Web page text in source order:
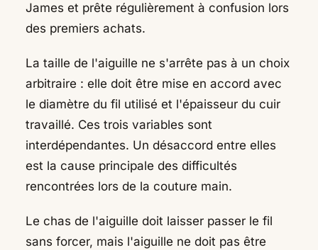
James et prête régulièrement à confusion lors
des premiers achats.
La taille de l'aiguille ne s'arrête pas à un choix
arbitraire : elle doit être mise en accord avec
le diamètre du fil utilisé et l'épaisseur du cuir
travaillé. Ces trois variables sont
interdépendantes. Un désaccord entre elles
est la cause principale des difficultés
rencontrées lors de la couture main.
Le chas de l'aiguille doit laisser passer le fil
sans forcer, mais l'aiguille ne doit pas être